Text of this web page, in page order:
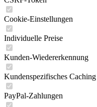
Cookie-Einstellungen
Individuelle Preise
Kunden-Wiedererkennung
Kundenspezifisches Caching
PayPal-Zahlungen